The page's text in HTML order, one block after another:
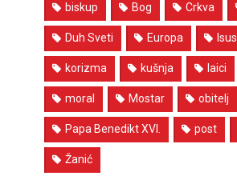
biskup Bog Crkva
Duh Sveti Europa Isus
korizma kušnja laici
moral Mostar obitelj
Papa Benedikt XVI. post
Žanić